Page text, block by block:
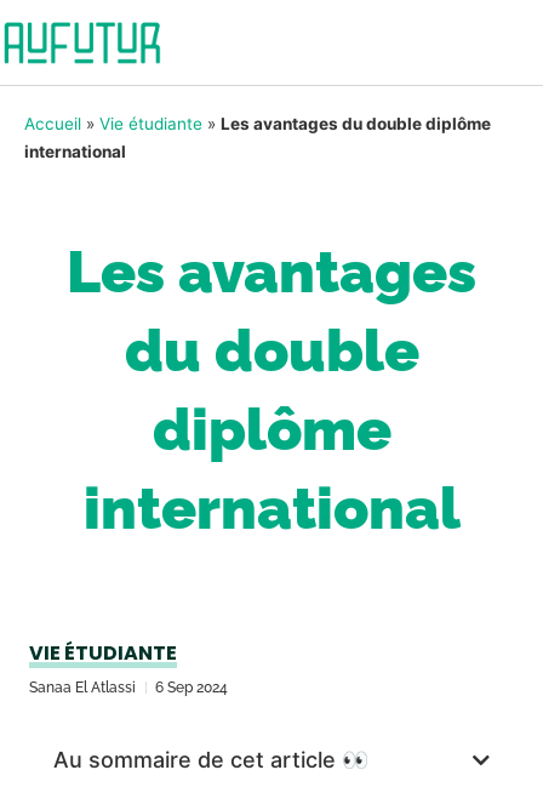
Accueil » Vie étudiante » Les avantages du double diplôme
international
Les avantages
du double
diplôme
international
VIE ÉTUDIANTE
Sanaa El Atlassi 6 Sep 2024
Au sommaire de cet article 👀